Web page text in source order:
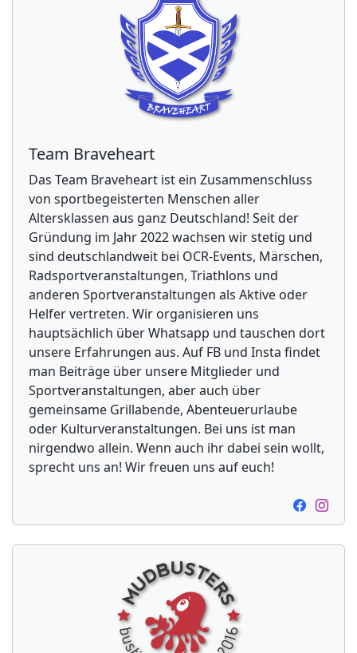
Team Braveheart
Das Team Braveheart ist ein Zusammenschluss
von sportbegeisterten Menschen aller
Altersklassen aus ganz Deutschland! Seit der
Gründung im Jahr 2022 wachsen wir stetig und
sind deutschlandweit bei OCR-Events, Märschen,
Radsportveranstaltungen, Triathlons und
anderen Sportveranstaltungen als Aktive oder
Helfer vertreten. Wir organisieren uns
hauptsächlich über Whatsapp und tauschen dort
unsere Erfahrungen aus. Auf FB und Insta findet
man Beiträge über unsere Mitglieder und
Sportveranstaltungen, aber auch über
gemeinsame Grillabende, Abenteuerurlaube
oder Kulturveranstaltungen. Bei uns ist man
nirgendwo allein. Wenn auch ihr dabei sein wollt,
sprecht uns an! Wir freuen uns auf euch!